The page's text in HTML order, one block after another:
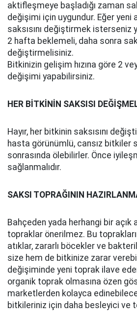
aktifleşmeye başladığı zaman
değişimi için uygundur. Eğer yeni
saksısını değiştirmek isterseniz
2 hafta beklemeli, daha sonra
değiştirmelisiniz.
Bitkinizin gelişim hızına göre 2
değişimi yapabilirsiniz.
HER BİTKİNİN SAKSISI
Hayır, her bitkinin saksısını
hasta görünümlü, cansız bitkiler
sonrasında ölebilirler. Önce
sağlanmalıdır.
SAKSI TOPRAĞININ
Bahçeden yada herhangi bir açık
topraklar önerilmez. Bu
atıklar, zararlı böcekler ve
size hem de bitkinize zarar
değişiminde yeni toprak ilave
organik toprak olmasına özen
marketlerden kolayca
bitkileriniz için daha besleyici ve